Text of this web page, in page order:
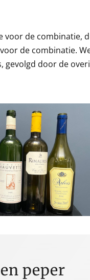
voor de combinatie,
de combinatie.
gevolgd door de
peper